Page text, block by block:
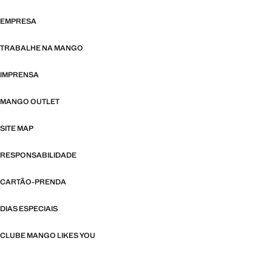
EMPRESA
TRABALHE NA MANGO
IMPRENSA
MANGO OUTLET
SITE MAP
RESPONSABILIDADE
CARTÃO-PRENDA
DIAS ESPECIAIS
CLUBE MANGO LIKES YOU